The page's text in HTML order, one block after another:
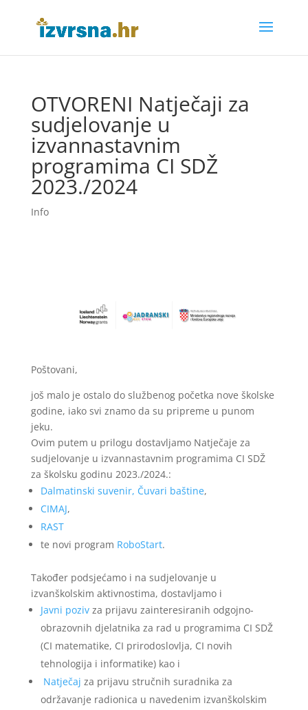
OTVORENI Natječaji za
sudjelovanje u
izvannastavnim
programima CI SDŽ
2023./2024
Info
Poštovani,
još malo je ostalo do službenog početka nove školske
godine, iako svi znamo da su pripreme u punom
jeku.
Ovim putem u prilogu dostavljamo Natječaje za
sudjelovanje u izvannastavnim programima CI SDŽ
za školsku godinu 2023./2024.:
Dalmatinski suvenir, Čuvari baštine,
CIMAJ,
RAST
te novi program RoboStart.
Također podsjećamo i na sudjelovanje u
izvanškolskim aktivnostima, dostavljamo i
Javni pozivza prijavu zainteresiranih odgojno-
obrazovnih djelatnika za rad u programima CI SDŽ
(CI matematike, CI prirodoslovlja, CI novih
tehnologija i informatike) kao i
Natječaj za prijavu stručnih suradnika za
održavanje radionica u navedenim izvanškolskim